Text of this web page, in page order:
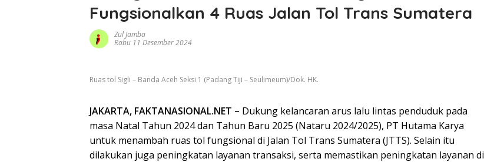
Fungsionalkan 4 Ruas Jalan Tol Trans Sumatera
Zul Jamba
Rabu 11 Desember 2024
Ruas tol Sigli – Banda Aceh Seksi 1 (Padang Tiji – Seulimeum)/Dok. HK.
JAKARTA, FAKTANASIONAL.NET – Dukung kelancaran arus lalu lintas penduduk pada
masa Natal Tahun 2024 dan Tahun Baru 2025 (Nataru 2024/2025), PT Hutama Karya
untuk menambah ruas tol fungsional di Jalan Tol Trans Sumatera (JTTS). Selain itu
dilakukan juga peningkatan layanan transaksi, serta memastikan peningkatan layanan di